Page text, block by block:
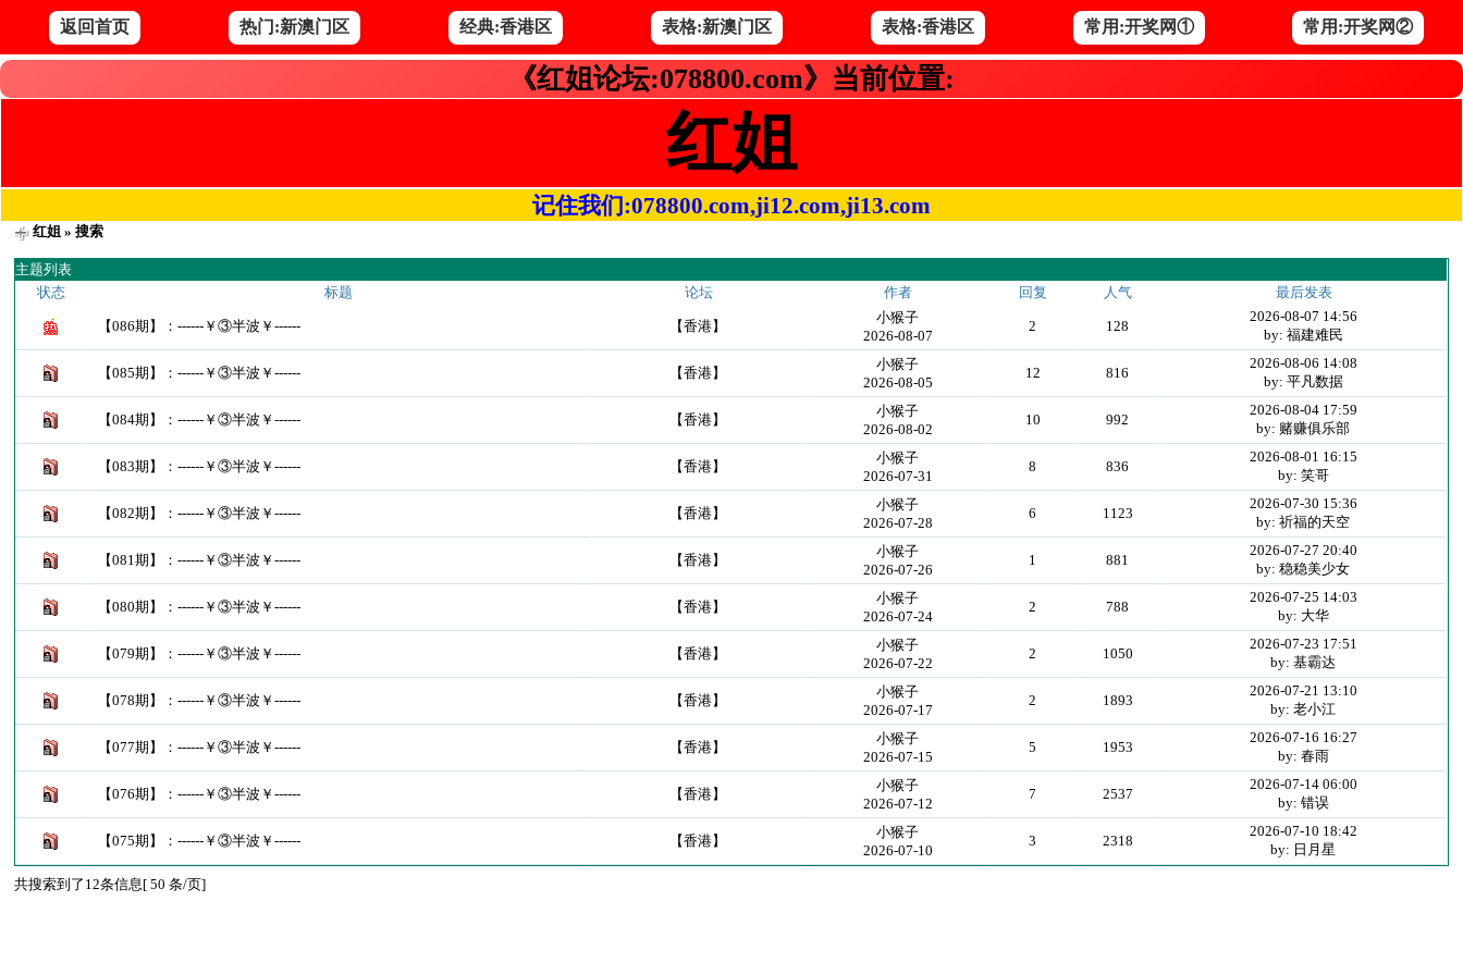
返回首页 热门:新澳门区 经典:香港区 表格:新澳门区 表格:香港区 常用:开奖网① 常用:开奖网②
《红姐论坛:078800.com》当前位置:
红姐
记住我们:078800.com,ji12.com,ji13.com
红姐 » 搜索
主题列表
状态
标题 论坛 作者 回复 人气 最后发表
【086期】：------￥③半波￥------ 【香港】
小猴子
2026-08-07
2 128
2026-08-07 14:56
by: 福建难民
【085期】：------￥③半波￥------ 【香港】
小猴子
2026-08-05
12 816
2026-08-06 14:08
by: 平凡数据
【084期】：------￥③半波￥------ 【香港】
小猴子
2026-08-02
10 992
2026-08-04 17:59
by: 赌赚俱乐部
【083期】：------￥③半波￥------ 【香港】
小猴子
2026-07-31
8 836
2026-08-01 16:15
by: 笑哥
【082期】：------￥③半波￥------ 【香港】
小猴子
2026-07-28
6 1123
2026-07-30 15:36
by: 祈福的天空
【081期】：------￥③半波￥------ 【香港】
小猴子
2026-07-26
1 881
2026-07-27 20:40
by: 稳稳美少女
【080期】：------￥③半波￥------ 【香港】
小猴子
2026-07-24
2 788
2026-07-25 14:03
by: 大华
【079期】：------￥③半波￥------ 【香港】
小猴子
2026-07-22
2 1050
2026-07-23 17:51
by: 基霸达
【078期】：------￥③半波￥------ 【香港】
小猴子
2026-07-17
2 1893
2026-07-21 13:10
by: 老小江
【077期】：------￥③半波￥------ 【香港】
小猴子
2026-07-15
5 1953
2026-07-16 16:27
by: 春雨
【076期】：------￥③半波￥------ 【香港】
小猴子
2026-07-12
7 2537
2026-07-14 06:00
by: 错误
【075期】：------￥③半波￥------ 【香港】
小猴子
2026-07-10
3 2318
2026-07-10 18:42
by: 日月星
共搜索到了12条信息[ 50 条/页]